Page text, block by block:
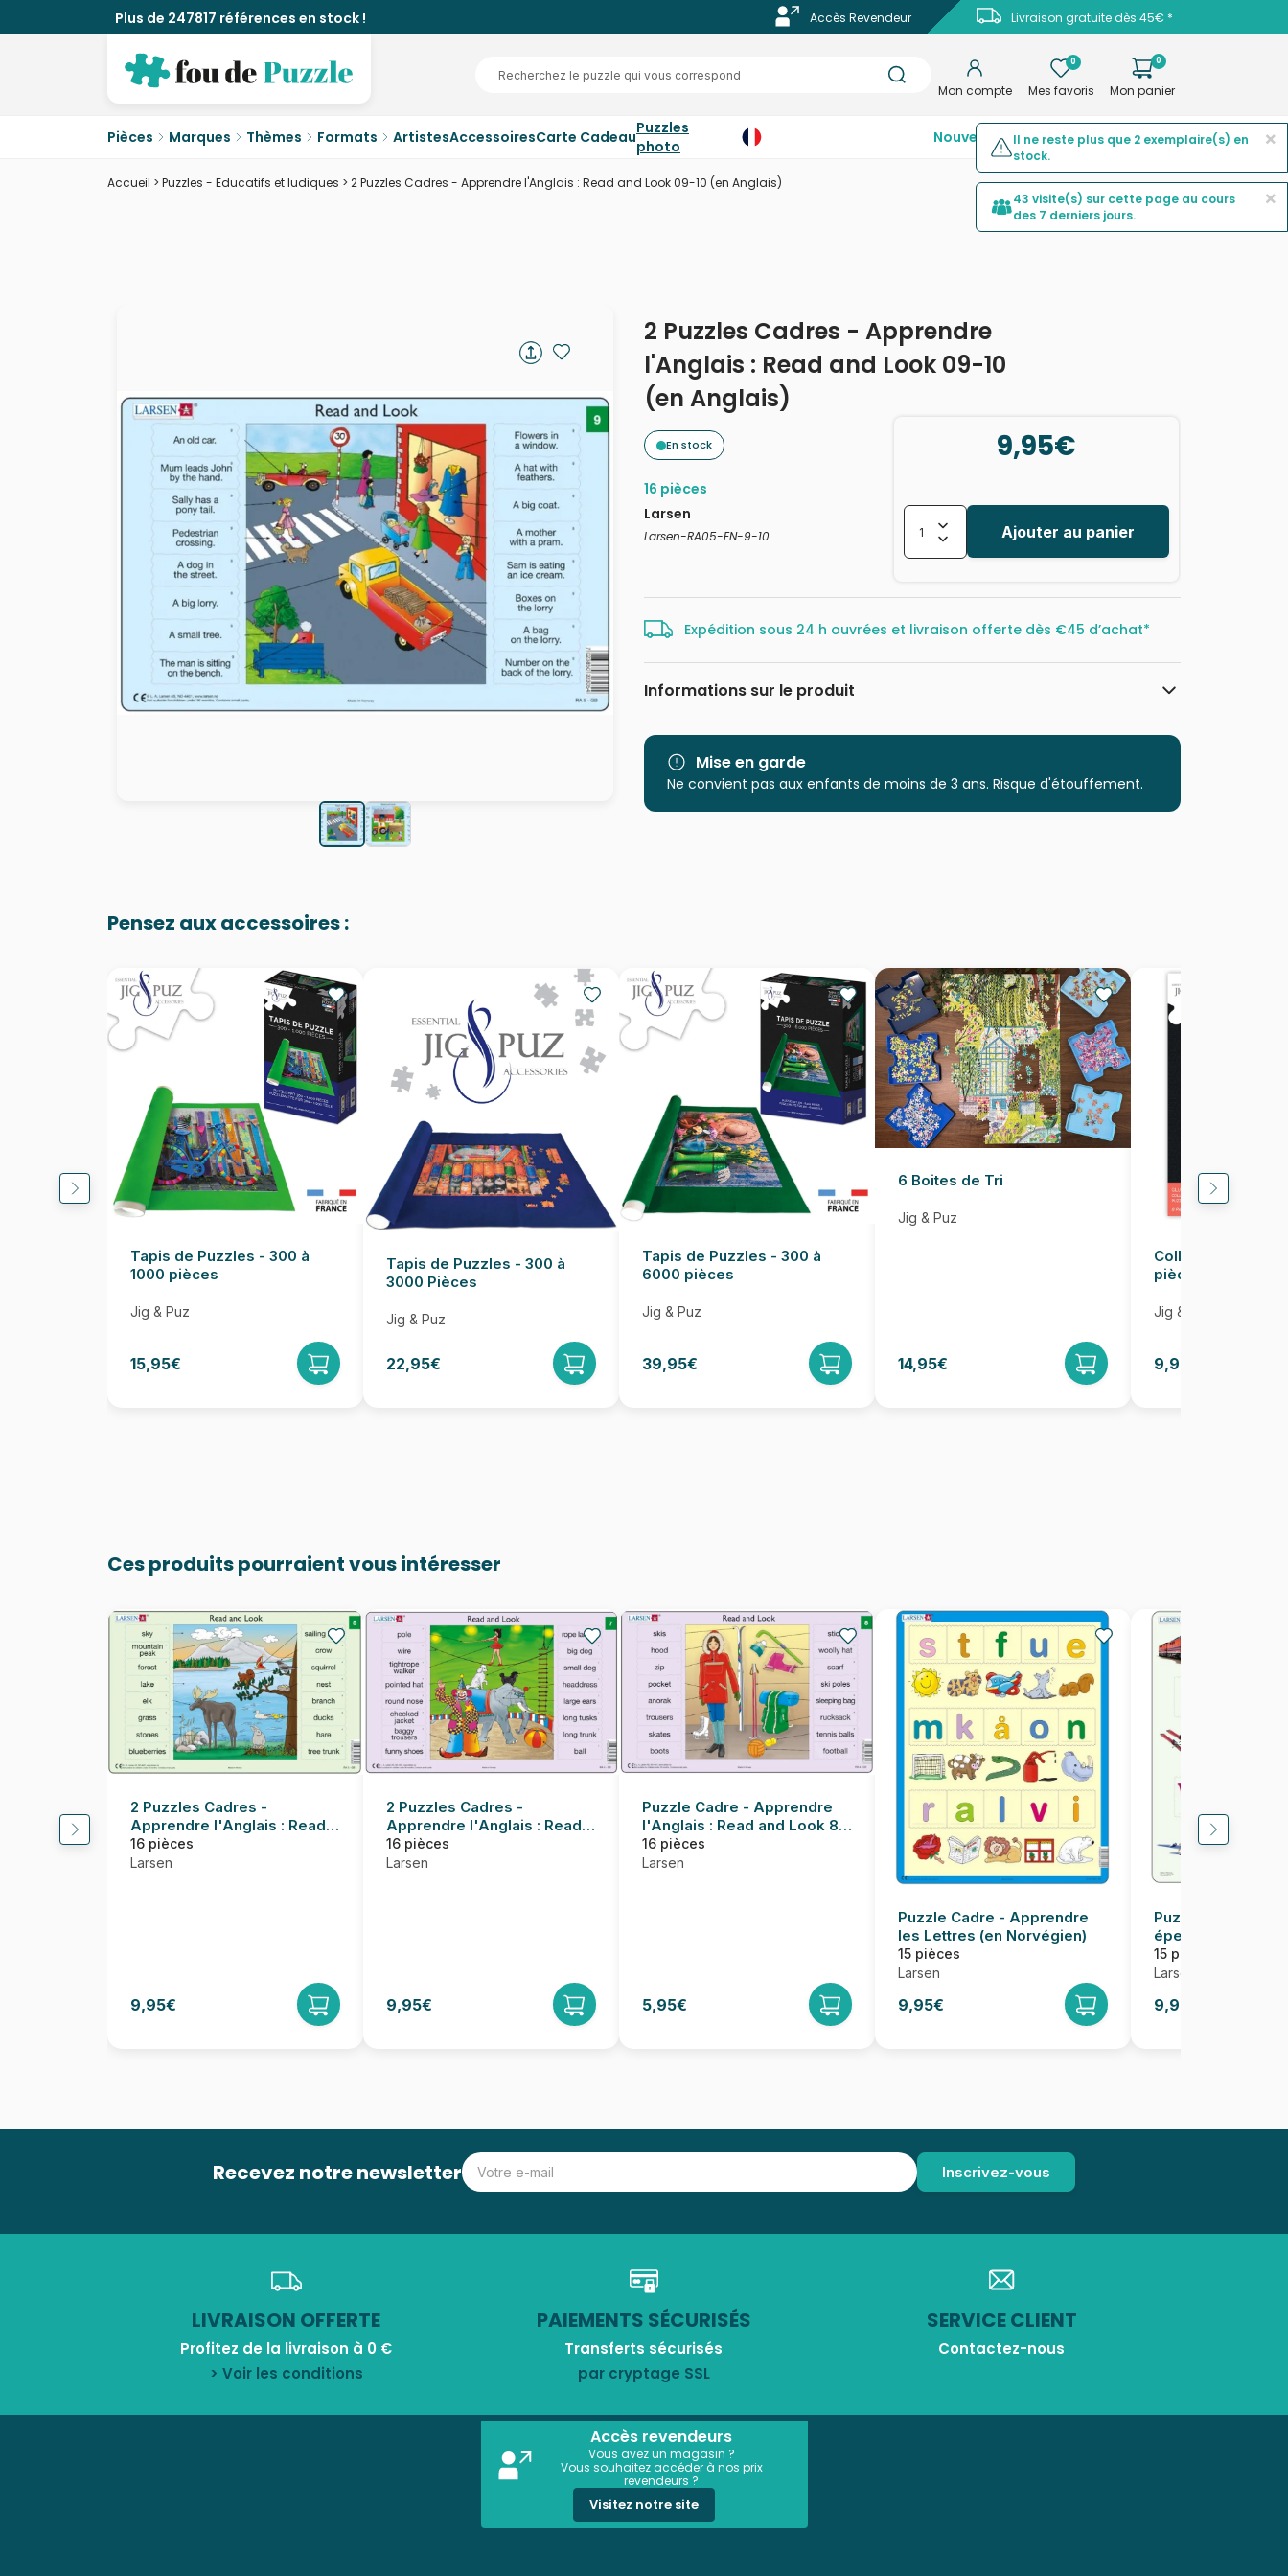
Plus de 247817 références en stock ! Livraison gratuite dès 45€ *
Accès Revendeur
Mon compte
0
Mes favoris
0
Mon panier
Pièces Marques Thèmes Formats ArtistesAccessoiresCarte CadeauPuzzles
photo
NouveautésTop ventesPromotions
Accueil > Puzzles - Educatifs et ludiques > 2 Puzzles Cadres - Apprendre l'Anglais : Read and Look 09-10 (en Anglais)
2 Puzzles Cadres - Apprendre
l'Anglais : Read and Look 09-10
(en Anglais)
En stock
16 pièces
Larsen
Larsen-RA05-EN-9-10
9,95€
Ajouter au panier
Expédition sous 24 h ouvrées et livraison offerte dès €45 d’achat*
Informations sur le produit
Catégorie
Age
à partir de 6 ans (50 à 100 pièces)
Mise en garde
Ne convient pas aux enfants de moins de 3 ans. Risque d'étouffement.
Pensez aux accessoires :
Tapis de Puzzles - 300 à
1000 pièces
Jig & Puz
15,95€
Tapis de Puzzles - 300 à
3000 Pièces
Jig & Puz
22,95€
Tapis de Puzzles - 300 à
6000 pièces
Jig & Puz
39,95€
6 Boites de Tri
Jig & Puz
14,95€
Colle pour Puzzle
pièces
Jig & Puz
9,95€
Ces produits pourraient vous intéresser
2 Puzzles Cadres -
Apprendre l'Anglais : Read
and Look 05-06 (en Anglais)
16 pièces
Larsen
9,95€
2 Puzzles Cadres -
Apprendre l'Anglais : Read
and Look 07-08 (en Anglais)
16 pièces
Larsen
9,95€
Puzzle Cadre - Apprendre
l'Anglais : Read and Look 8
(en Anglais)
16 pièces
Larsen
5,95€
Puzzle Cadre - Apprendre
les Lettres (en Norvégien)
15 pièces
Larsen
9,95€
Puzzle Cadre -
épeler (en
15 pièces
Larsen
9,95€
Recevez notre newsletter
LIVRAISON OFFERTE
Profitez de la livraison à 0 €
> Voir les conditions
PAIEMENTS SÉCURISÉS
Transferts sécurisés
par cryptage SSL
SERVICE CLIENT
Contactez-nous
Accès revendeurs
Vous avez un magasin ?
Vous souhaitez accéder à nos prix
revendeurs ?
Visitez notre site
×
Il ne reste plus que 2 exemplaire(s) en
stock.
×
43 visite(s) sur cette page au cours
des 7 derniers jours.